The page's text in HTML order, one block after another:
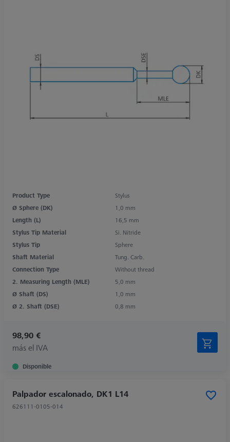
Product Type
Stylus
Ø Sphere (DK)
1,0 mm
Length (L)
16,5 mm
Stylus Tip Material
Si. Nitride
Stylus Tip
Sphere
Shaft Material
Tung. Carb.
Connection Type
Without thread
2. Measuring Length (MLE)
5,0 mm
Ø Shaft (DS)
1,0 mm
Ø 2. Shaft (DSE)
0,8 mm
98,90 €
más el IVA
Disponible
Palpador escalonado, DK1 L14
626111-0105-014